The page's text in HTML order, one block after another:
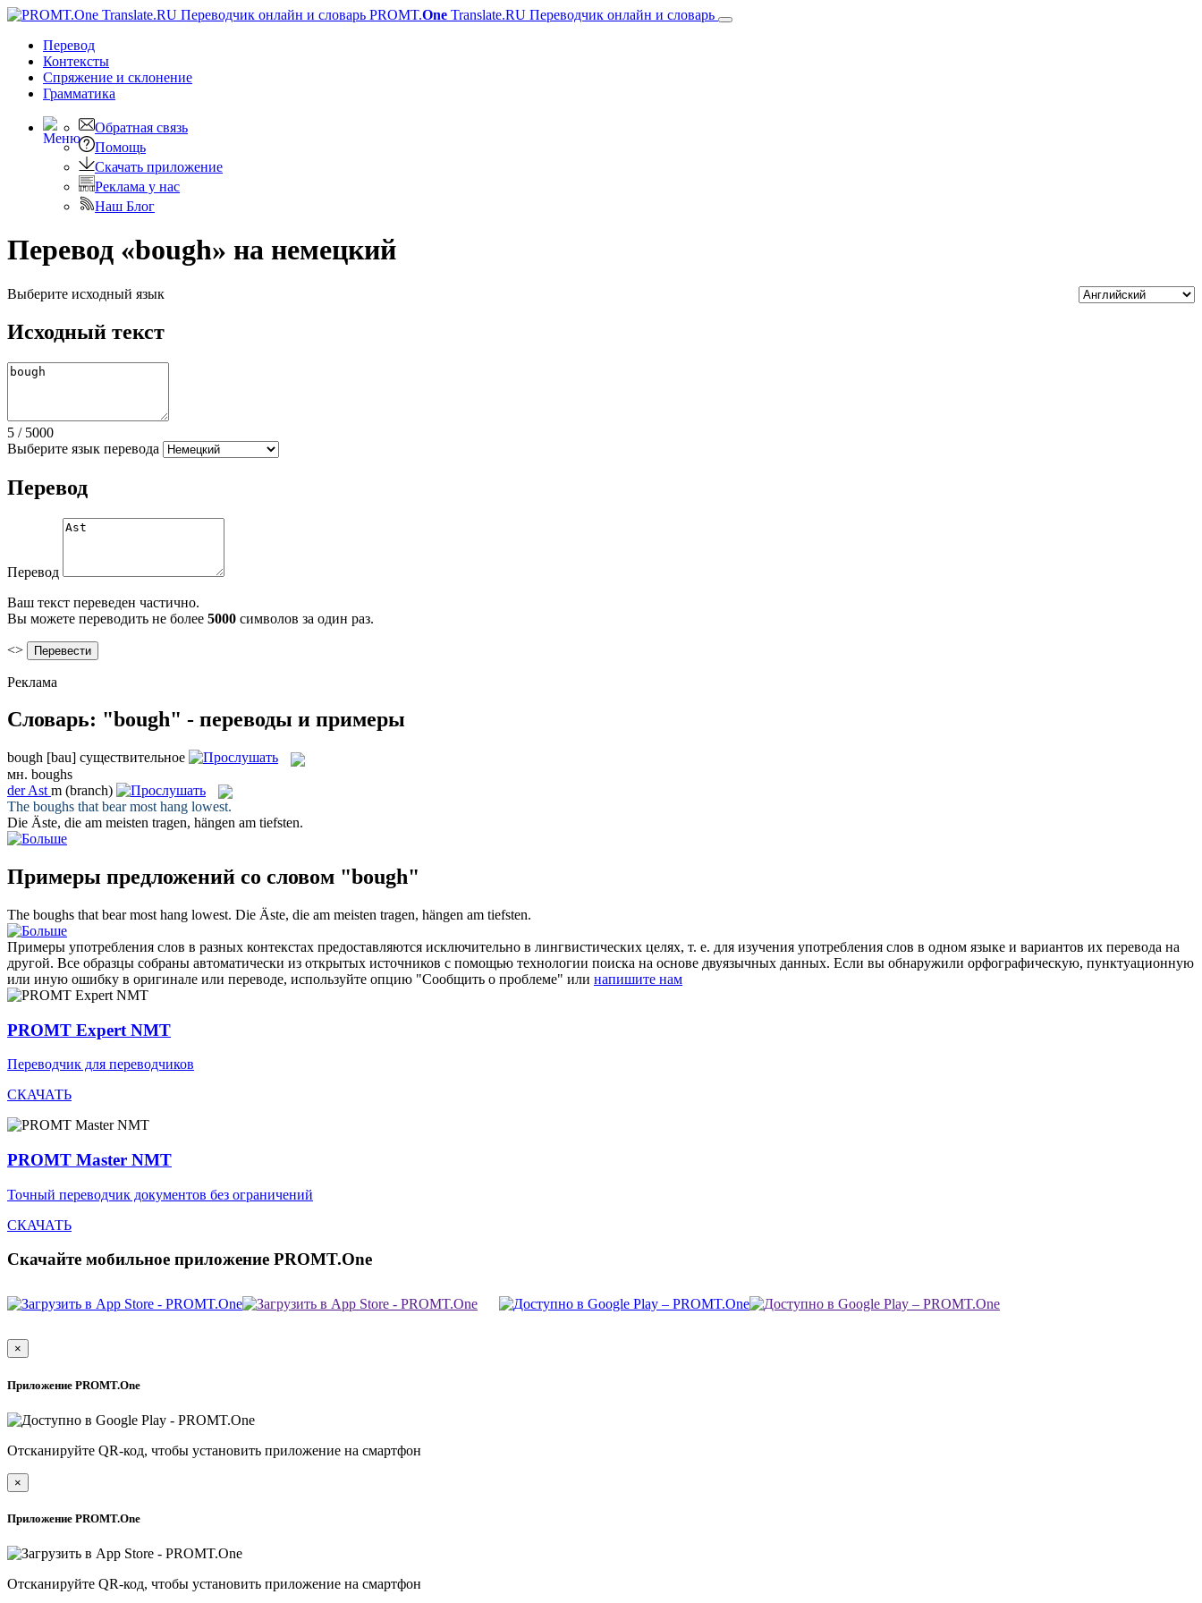
PROMT.One Translate.RU Переводчик онлайн и словарь
Перевод
Контексты
Спряжение и склонение
Грамматика
Обратная связь
Помощь
Скачать приложение
Реклама у нас
Наш Блог
Перевод «bough» на немецкий
Выберите исходный язык
Исходный текст
5 / 5000
Выберите язык перевода
Перевод
Перевод
Ваш текст переведен частично.
Вы можете переводить не более 5000 символов за один раз.
<>
Реклама
Словарь: "bough" - переводы и примеры
bough [bau] существительное
мн. boughs
derAst m (branch)
The boughs that bear most hang lowest.
Die Äste, die am meisten tragen, hängen am tiefsten.
Примеры предложений со словом "bough"
The boughs that bear most hang lowest. Die Äste, die am meisten tragen, hängen am tiefsten.
Примеры употребления слов в разных контекстах предоставляются исключительно в лингвистических целях, т. е. для изучения употребления слов в одном языке и вариантов их перевода на
другой. Все образцы собраны автоматически из открытых источников с помощью технологии поиска на основе двуязычных данных. Если вы обнаружили орфографическую, пунктуационную
или иную ошибку в оригинале или переводе, используйте опцию "Сообщить о проблеме" или напишите нам
PROMT Expert NMT
Переводчик для переводчиков
СКАЧАТЬ
PROMT Master NMT
Точный переводчик документов без ограничений
СКАЧАТЬ
Скачайте мобильное приложение PROMT.One
×
Приложение PROMT.One
Отсканируйте QR-код, чтобы установить приложение на смартфон
×
Приложение PROMT.One
Отсканируйте QR-код, чтобы установить приложение на смартфон